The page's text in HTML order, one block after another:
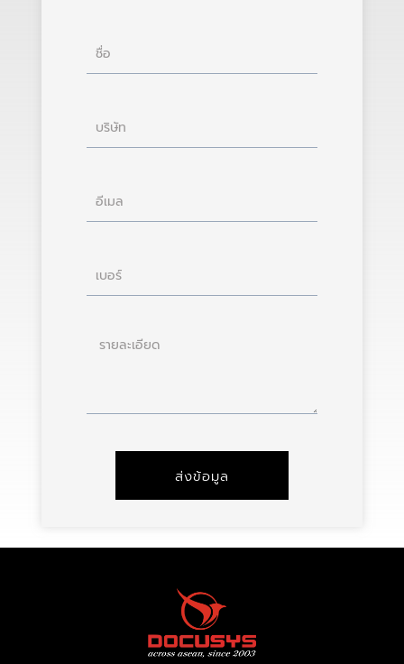
ชื่อ
บริษัท
อีเมล
เบอร์
ราย
ส่งข้อมูล